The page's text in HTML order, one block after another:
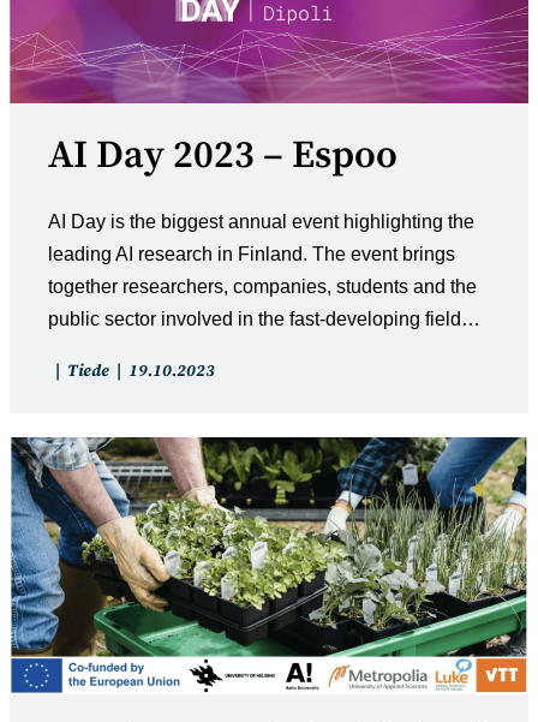
AI Day 2023 – Espoo
AI Day is the biggest annual event highlighting the
leading AI research in Finland. The event brings
together researchers, companies, students and the
public sector involved in the fast-developing field…
Artikkelin
Tiede
Artikkeli
19.10.2023